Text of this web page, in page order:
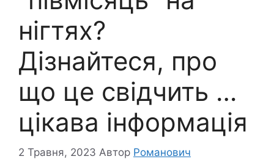
нігтях?
Дізнайтеся, про
що це свідчить …
цікава інформація
2 Травня, 2023 Автор Романович